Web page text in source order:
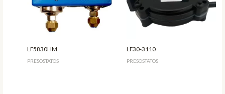
LF5830HM
PRESOSTATOS
LF30-3110
PRESOSTATOS